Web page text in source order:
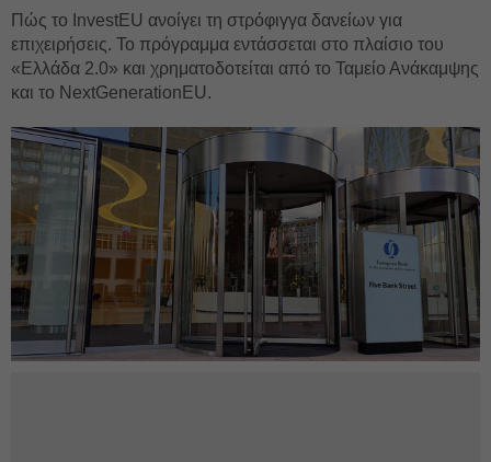
Πώς το InvestEU ανοίγει τη στρόφιγγα δανείων για
επιχειρήσεις. Το πρόγραμμα εντάσσεται στο πλαίσιο του
«Ελλάδα 2.0» και χρηματοδοτείται από το Ταμείο Ανάκαμψης
και το NextGenerationEU.